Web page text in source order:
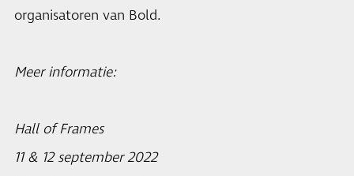
organisatoren van Bold.
Meer informatie:
Hall of Frames
11 & 12 september 2022